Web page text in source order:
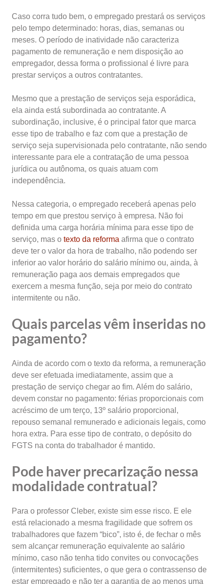
Caso corra tudo bem, o empregado prestará os serviços
pelo tempo determinado: horas, dias, semanas ou
meses. O período de inatividade não caracteriza
pagamento de remuneração e nem disposição ao
empregador, dessa forma o profissional é livre para
prestar serviços a outros contratantes.
Mesmo que a prestação de serviços seja esporádica,
ela ainda está subordinada ao contratante. A
subordinação, inclusive, é o principal fator que marca
esse tipo de trabalho e faz com que a prestação de
serviço seja supervisionada pelo contratante, não sendo
interessante para ele a contratação de uma pessoa
jurídica ou autônoma, os quais atuam com
independência.
Nessa categoria, o empregado receberá apenas pelo
tempo em que prestou serviço à empresa. Não foi
definida uma carga horária mínima para esse tipo de
serviço, mas o texto da reforma afirma que o contrato
deve ter o valor da hora de trabalho, não podendo ser
inferior ao valor horário do salário mínimo ou, ainda, à
remuneração paga aos demais empregados que
exercem a mesma função, seja por meio do contrato
intermitente ou não.
Quais parcelas vêm inseridas no
pagamento?
Ainda de acordo com o texto da reforma, a remuneração
deve ser efetuada imediatamente, assim que a
prestação de serviço chegar ao fim. Além do salário,
devem constar no pagamento: férias proporcionais com
acréscimo de um terço, 13º salário proporcional,
repouso semanal remunerado e adicionais legais, como
hora extra. Para esse tipo de contrato, o depósito do
FGTS na conta do trabalhador é mantido.
Pode haver precarização nessa
modalidade contratual?
Para o professor Cleber, existe sim esse risco. E ele
está relacionado a mesma fragilidade que sofrem os
trabalhadores que fazem “bico”, isto é, de fechar o mês
sem alcançar remuneração equivalente ao salário
mínimo, caso não tenha tido convites ou convocações
(intermitentes) suficientes, o que gera o contrassenso de
estar empregado e não ter a garantia de ao menos uma